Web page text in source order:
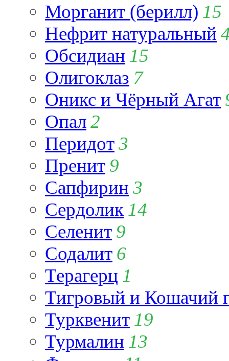
Морганит (берилл) 15
Нефрит натуральный
Обсидиан 15
Олигоклаз 7
Оникс и Чёрный Агат
Опал2
Перидот3
Пренит 9
Сапфирин 3
Сердолик 14
Селенит 9
Содалит 6
Терагерц 1
Тигровый и Кошачий
Турквенит 19
Турмалин 13